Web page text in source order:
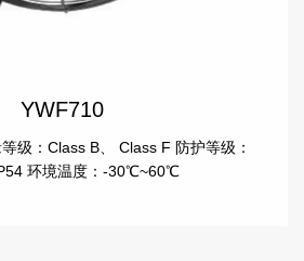
YWF710
级：Class B、 Class F 防护等级：
环境温度：-30℃~60℃